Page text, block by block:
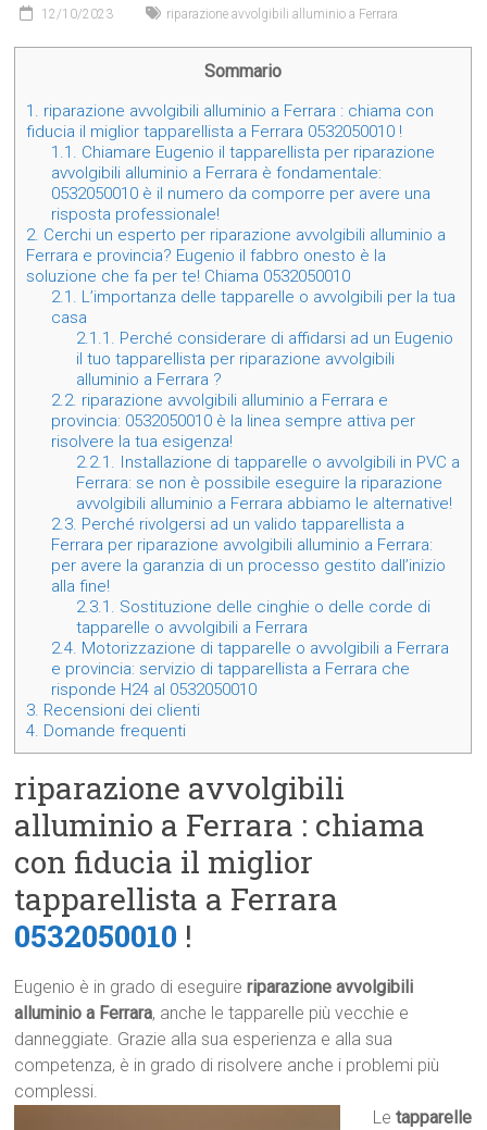
12/10/2023 riparazione avvolgibili alluminio a Ferrara
Sommario
1. riparazione avvolgibili alluminio a Ferrara : chiama con
fiducia il miglior tapparellista a Ferrara 0532050010 !
1.1. Chiamare Eugenio il tapparellista per riparazione
avvolgibili alluminio a Ferrara è fondamentale:
0532050010 è il numero da comporre per avere una
risposta professionale!
2. Cerchi un esperto per riparazione avvolgibili alluminio a
Ferrara e provincia? Eugenio il fabbro onesto è la
soluzione che fa per te! Chiama 0532050010
2.1. L’importanza delle tapparelle o avvolgibili per la tua
casa
2.1.1. Perché considerare di affidarsi ad un Eugenio
il tuo tapparellista per riparazione avvolgibili
alluminio a Ferrara ?
2.2. riparazione avvolgibili alluminio a Ferrara e
provincia: 0532050010 è la linea sempre attiva per
risolvere la tua esigenza!
2.2.1. Installazione di tapparelle o avvolgibili in PVC a
Ferrara: se non è possibile eseguire la riparazione
avvolgibili alluminio a Ferrara abbiamo le alternative!
2.3. Perché rivolgersi ad un valido tapparellista a
Ferrara per riparazione avvolgibili alluminio a Ferrara:
per avere la garanzia di un processo gestito dall’inizio
alla fine!
2.3.1. Sostituzione delle cinghie o delle corde di
tapparelle o avvolgibili a Ferrara
2.4. Motorizzazione di tapparelle o avvolgibili a Ferrara
e provincia: servizio di tapparellista a Ferrara che
risponde H24 al 0532050010
3. Recensioni dei clienti
4. Domande frequenti
riparazione avvolgibili
alluminio a Ferrara : chiama
con fiducia il miglior
tapparellista a Ferrara
0532050010 !
Eugenio è in grado di eseguireriparazione avvolgibili
alluminio a Ferrara, anche le tapparelle più vecchie e
danneggiate. Grazie alla sua esperienza e alla sua
competenza, è in grado di risolvere anche i problemi più
complessi.
Letapparelle